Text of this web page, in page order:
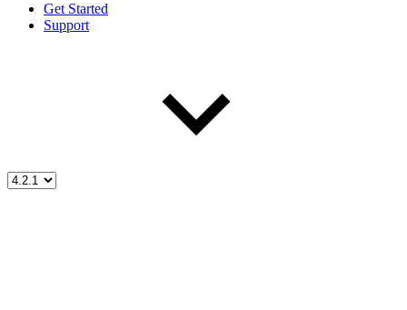
Get Started
Support